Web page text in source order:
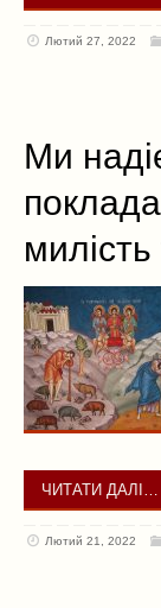
Лютий 27, 2022
Ми
ЧИТАТИ ДАЛІ…
Лютий 21, 2022